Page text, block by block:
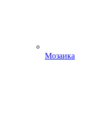
Мозаика